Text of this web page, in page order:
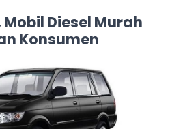
Mobil Diesel Murah
Konsumen